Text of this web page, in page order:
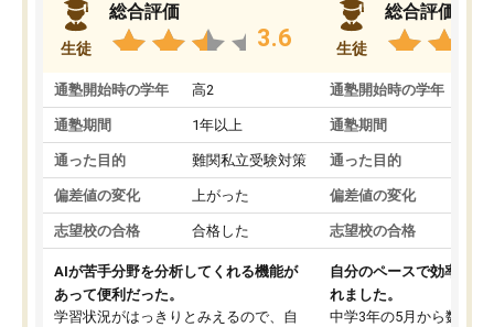
生徒
総合評価
3.6
通塾開始時の学年 高2
通塾期間 1年以上
通った目的 難関私立受験対策
偏差値の変化 上がった
志望校の合格 合格した
AIが苦手分野を分析してくれる機能が
あって便利だった。
学習状況がはっきりとみえるので、自
生徒
総合評価
通塾開始時の学年
通塾期間
通った目的
偏差値の変化
志望校の合格
自分のペースで効率よく
れました。
中学3年の5月から数学・